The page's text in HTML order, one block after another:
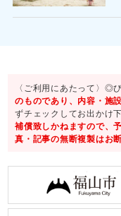
〈ご利用にあたって〉◎
のものであり、内容・施
ずチェックしてお出かけ
補償致しかねますので、
真・記事の無断複製はお